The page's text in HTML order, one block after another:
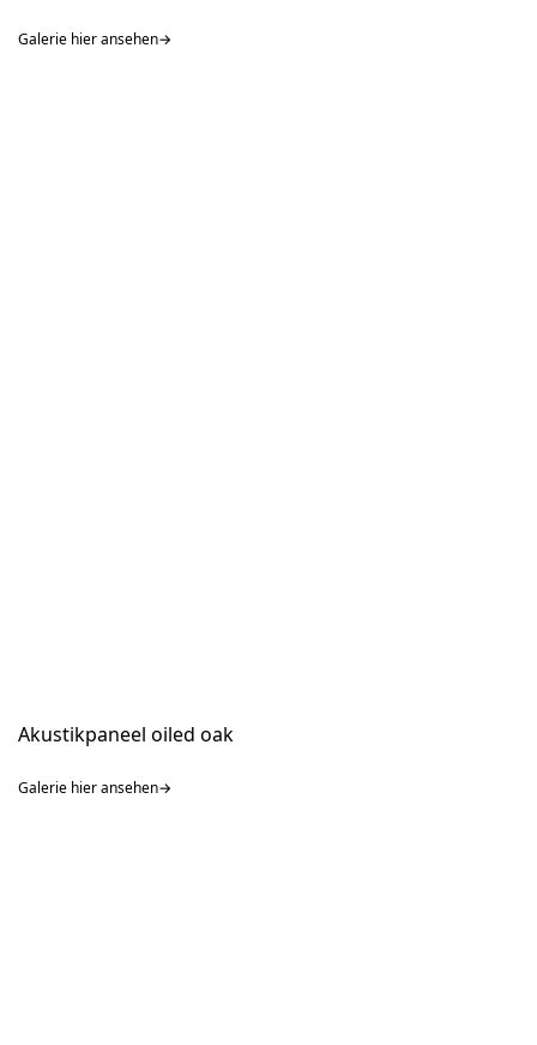
Galerie hier ansehen
Akustikpaneel oiled oak
Galerie hier ansehen